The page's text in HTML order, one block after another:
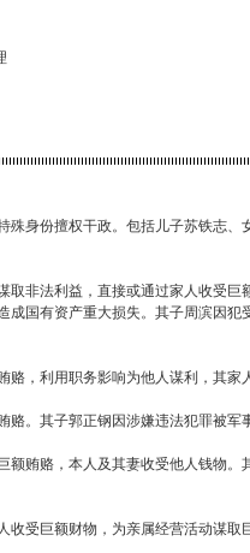
殊身份擅权干政。包括儿子苏铁志
取非法利益，直接或通过家人收受
成国有资产重大损失。其子周滨因
赂，利用职务影响为他人谋利，其家
赂。其子郭正钢因涉嫌违法犯罪被军
额贿赂，本人及其妻收受他人钱物。
收受巨额财物，为亲属经营活动谋